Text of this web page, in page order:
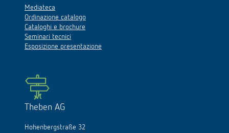
Mediateca
Ordinazione catalogo
Cataloghi e brochure
Seminari tecnici
Esposizione presentazione
Theben AG
Hohenbergstraße 32